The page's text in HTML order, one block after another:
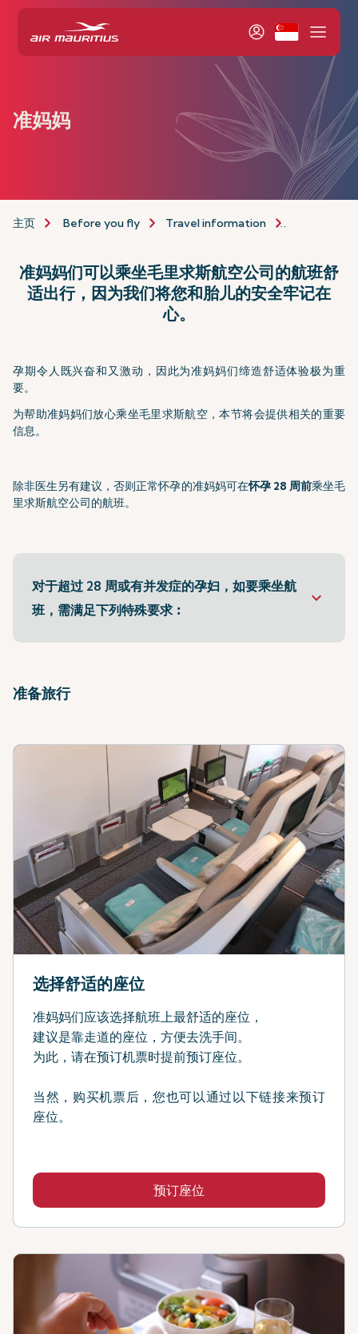
准妈妈
主页 Before you fly Travel information
准妈妈们可以乘坐毛里求斯航空公司的航班舒
适出行，因为我们将您和胎儿的安全牢记在
心。
孕期令人既兴奋和又激动，因此为准妈妈们缔造舒适体验极为重
要。
为帮助准妈妈们放心乘坐毛里求斯航空，本节将会提供相关的重要
信息。
除非医生另有建议，否则正常怀孕的准妈妈可在怀孕 28 周前乘坐毛
里求斯航空公司的航班。
对于超过 28 周或有并发症的孕妇，如要乘坐航
班，需满足下列特殊要求︰
keyboard_arrow_down
准备旅行
选择舒适的座位
准妈妈们应该选择航班上最舒适的座位，
建议是靠走道的座位，方便去洗手间。
为此，请在预订机票时提前预订座位。
当然，购买机票后，您也可以通过以下链接来预订
座位。
预订座位